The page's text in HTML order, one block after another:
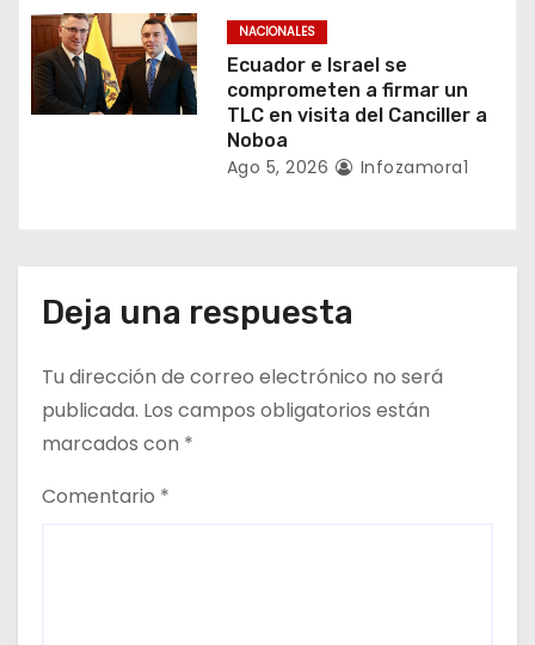
a
s
NACIONALES
Ecuador e Israel se
comprometen a firmar un
TLC en visita del Canciller a
Noboa
Ago 5, 2026 Infozamora1
Deja una respuesta
Tu dirección de correo electrónico no será
publicada. Los campos obligatorios están
marcados con *
Comentario *